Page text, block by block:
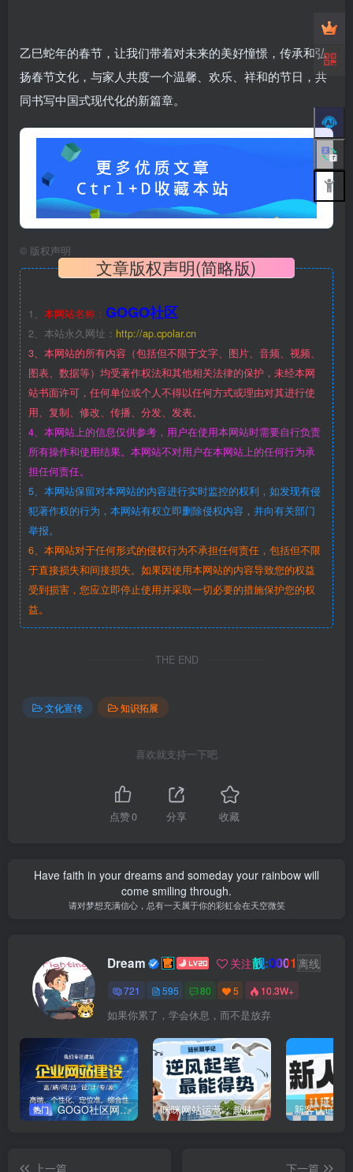
乙巳蛇年的春节，让我们带着对未来的美好憧憬，传承和弘
扬春节文化，与家人共度一个温馨、欢乐、祥和的节日，共
同书写中国式现代化的新篇章。
© 版权声明
文章版权声明(简略版)
1、 本网站名称： GOGO社区
2、本站永久网址： http://ap.cpolar.cn
3、本网站的所有内容（包括但不限于文字、图片、音频、视频、
图表、数据等）均受著作权法和其他相关法律的保护，未经本网
站书面许可，任何单位或个人不得以任何方式或理由对其进行使
用、复制、修改、传播、分发、发表。
4、本网站上的信息仅供参考，用户在使用本网站时需要自行负责
所有操作和使用结果。本网站不对用户在本网站上的任何行为承
担任何责任。
5、本网站保留对本网站的内容进行实时监控的权利，如发现有侵
犯著作权的行为，本网站有权立即删除侵权内容，并向有关部门
举报。
6、本网站对于任何形式的侵权行为不承担任何责任，包括但不限
于直接损失和间接损失。如果因使用本网站的内容导致您的权益
受到损害，您应立即停止使用并采取一切必要的措施保护您的权
益。
THE END
文化宣传 知识拓展
喜欢就支持一下吧
点赞0 分享 收藏
Have faith in your dreams and someday your rainbow will
come smiling through.
请对梦想充满信心，总有一天属于你的彩虹会在天空微笑
Dream 关注靓:0001 离线
721 595 80 5 10.3W+
如果你累了，学会休息，而不是放弃
热门 GOGO社区网站搭建(自助服务) 咪咪网站运营：趣味性悄悄飘起的成功风头 新客认证优
上一篇
下一篇